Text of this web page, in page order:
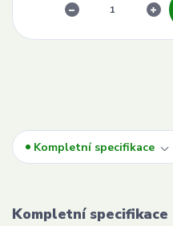
Kompletní specifikace
Kompletní specifikace